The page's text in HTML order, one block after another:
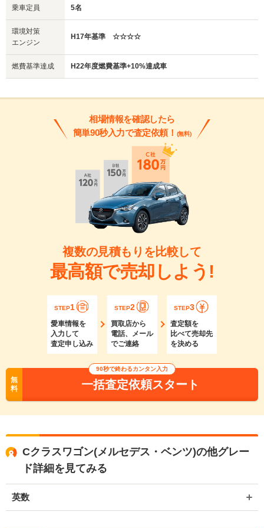
乗車定員 5名
環境対策
エンジン
H17年基準 ☆☆☆☆
燃費基準達成 H22年度燃費基準+10%達成車
相場情報を確認したら
簡単90秒入力で査定依頼！ (無料)
複数の見積もりを比較して
最高額で売却しよう!
STEP1
愛車情報を
入力して
査定申し込み
STEP2
買取店から
電話、メール
でご連絡
STEP3
査定額を
比べて売却先
を決める
無
料
90秒で終わるカンタン入力
一括査定依頼スタート
Cクラスワゴン(メルセデス・ベンツ)の他グレー
ド詳細を見てみる
英数